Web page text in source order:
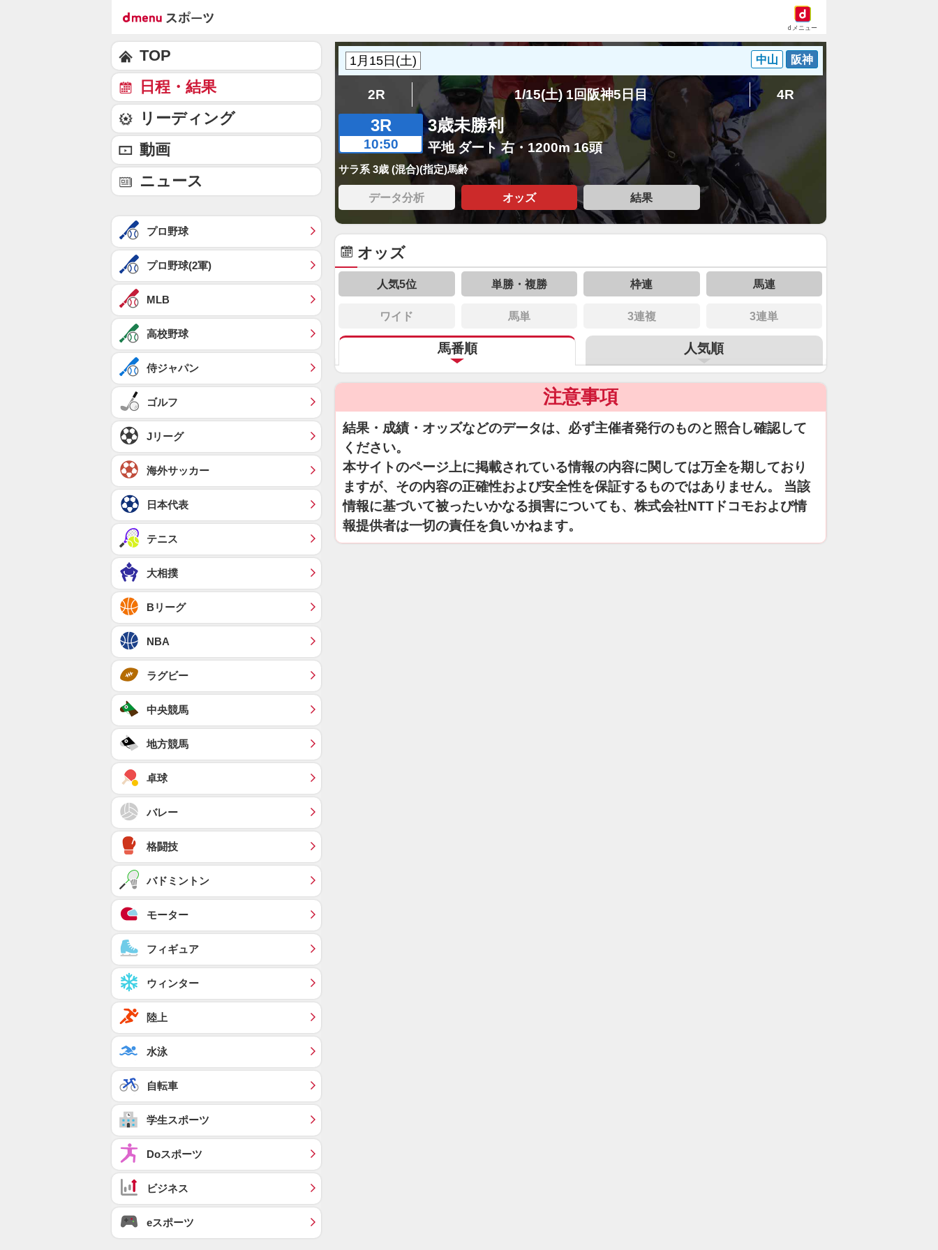
dメニュー
中山 阪神
2R 1/15(土) 1回阪神5日目 4R
3R
10:50
3歳未勝利
平地 ダート 右・1200m 16頭
サラ系 3歳 (混合)(指定)馬齢
データ分析 オッズ 結果
オッズ
人気5位 単勝・複勝 枠連 馬連
ワイド 馬単 3連複 3連単
馬番順 人気順
注意事項
結果・成績・オッズなどのデータは、必ず主催者発行のものと照合し確認して
ください。
本サイトのページ上に掲載されている情報の内容に関しては万全を期しており
ますが、その内容の正確性および安全性を保証するものではありません。 当該
情報に基づいて被ったいかなる損害についても、株式会社NTTドコモおよび情
報提供者は一切の責任を負いかねます。
TOP
日程・結果
リーディング
動画
ニュース
プロ野球
プロ野球(2軍)
MLB
高校野球
侍ジャパン
ゴルフ
Jリーグ
海外サッカー
日本代表
テニス
大相撲
Bリーグ
NBA
ラグビー
中央競馬
地方競馬
卓球
バレー
格闘技
バドミントン
モーター
フィギュア
ウィンター
陸上
水泳
自転車
学生スポーツ
Doスポーツ
ビジネス
eスポーツ